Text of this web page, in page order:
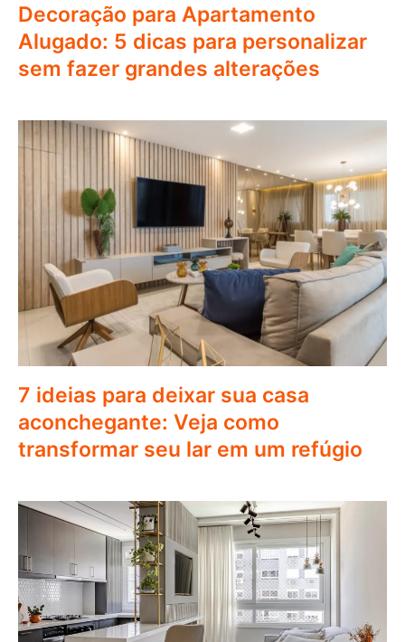
Decoração para Apartamento
Alugado: 5 dicas para personalizar
sem fazer grandes alterações
7 ideias para deixar sua casa
aconchegante: Veja como
transformar seu lar em um refúgio